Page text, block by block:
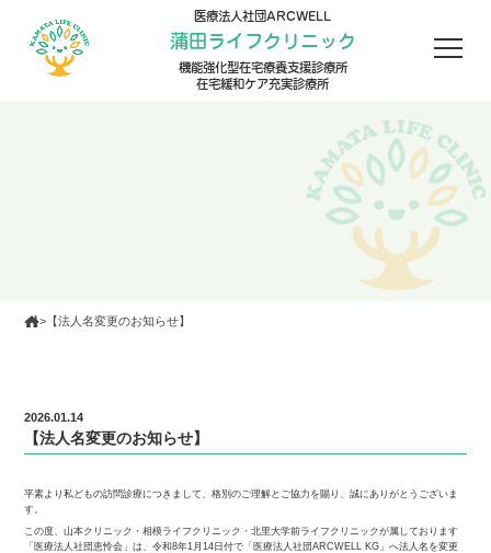
医療法人社団ARCWELL
蒲田ライフクリニック
機能強化型在宅療養支援診療所
在宅緩和ケア充実診療所
> 【法人名変更のお知らせ】
2026.01.14
【法人名変更のお知らせ】
平素より私どもの訪問診療につきまして、格別のご理解とご協力を賜り、誠にありがとうございま
す。
この度、山本クリニック・相模ライフクリニック・北里大学前ライフクリニックが属しております
「医療法人社団恵怜会」は、令和8年1月14日付で「医療法人社団ARCWELL KG」へ法人名を変更